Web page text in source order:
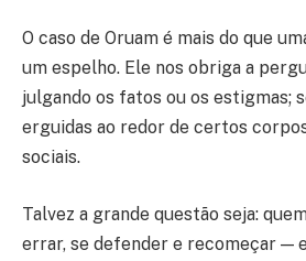
O caso de Oruam é mais do que
um espelho. Ele nos obriga a
julgando os fatos ou os estigmas;
erguidas ao redor de certos
sociais.
Talvez a grande questão seja:
errar, se defender e recomeçar —